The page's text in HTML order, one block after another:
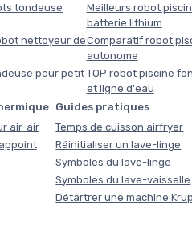
tondeuse
nettoyeur de
pour petit
Meilleurs robot
batterie lithium
Comparatif robot
autonome
TOP robot piscine
et ligne d'eau
air-air
Guides pratiques
Temps de cuisson airfryer
Réinitialiser un lave-linge
Symboles du lave-linge
Symboles du lave-vaisselle
Détartrer une machine